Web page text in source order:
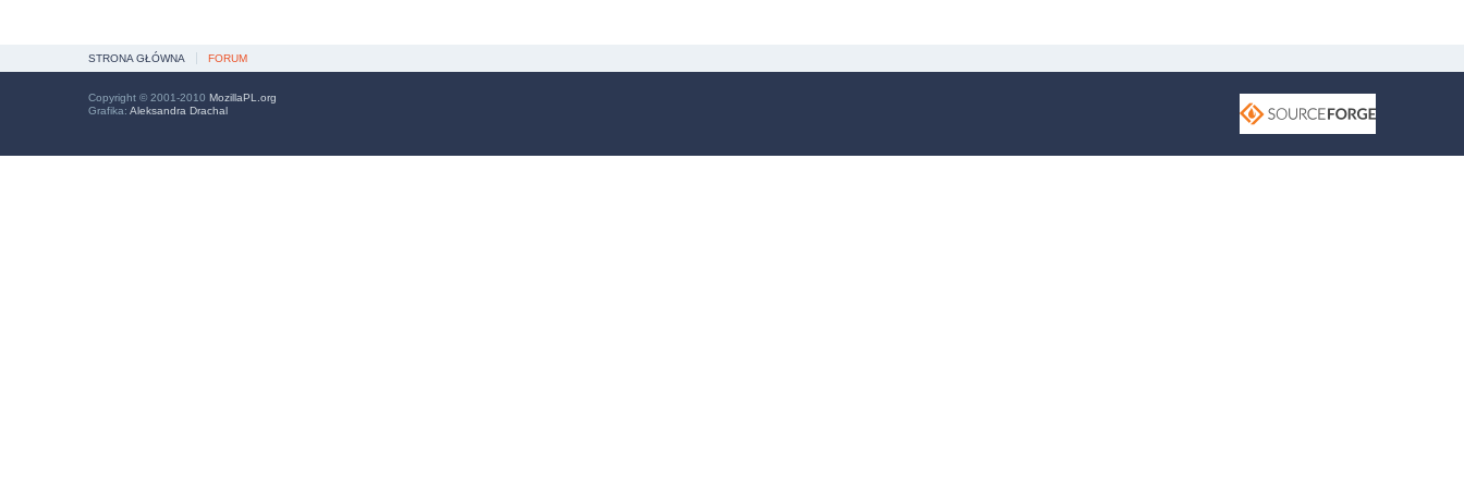
STRONA GŁÓWNA FORUM
Copyright © 2001-2010 MozillaPL.org
Grafika: Aleksandra Drachal